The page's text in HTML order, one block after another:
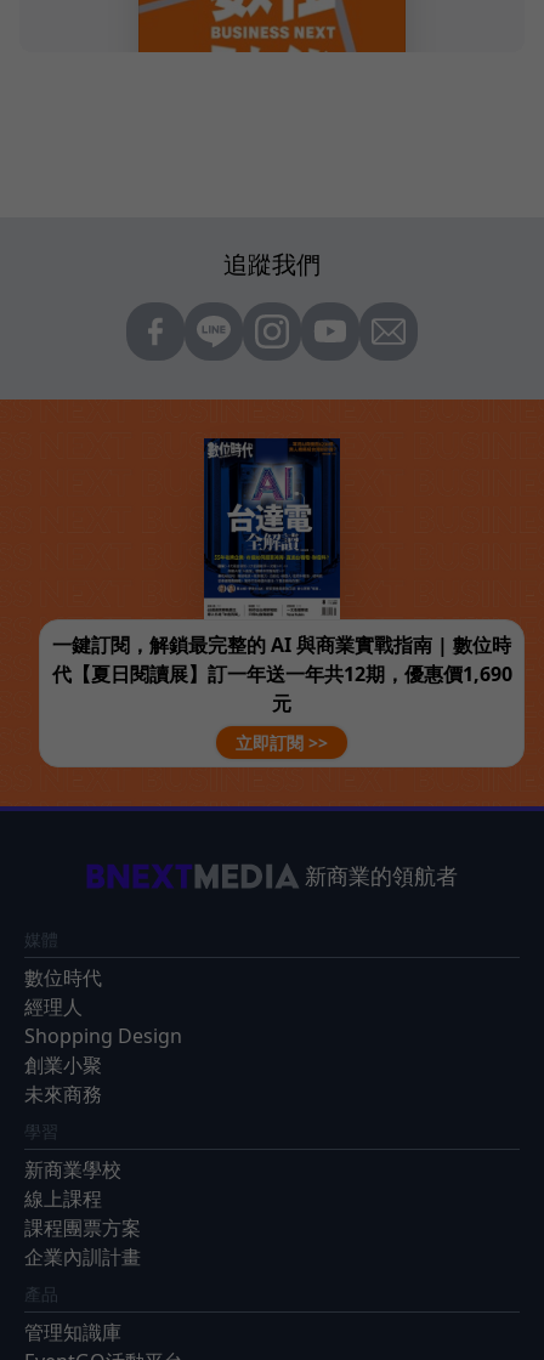
追蹤我們
一鍵訂閱，解鎖最完整的 AI 與商業實戰指南 | 數位時
代【夏日閱讀展】訂一年送一年共12期，優惠價1,690
元
立即訂閱 >>
新商業的領航者
媒體
數位時代
經理人
Shopping Design
創業小聚
未來商務
學習
新商業學校
線上課程
課程團票方案
企業內訓計畫
產品
管理知識庫